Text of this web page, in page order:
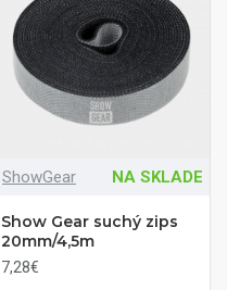
ShowGear NA SKLADE
Show Gear suchý zips
20mm/4,5m
7,28€